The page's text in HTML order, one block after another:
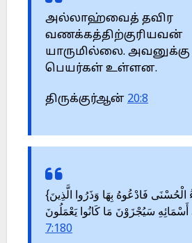
அல்லாஹ்வைத் தவிர
வணக்கத்திற்குரியவன்
யாருமில்லை.
பெயர்கள் உள்ளன.
திருக்குர்ஆன் 20:8
{وَلِلَّهِ الْأَسْمَاءُ الْحُسْنَى فَادْعُوهُ بِهَا وَذَرُوا الَّذِينَ
سَيُجْزَوْنَ مَا كَانُوا يَعْمَلُونَ
7:180